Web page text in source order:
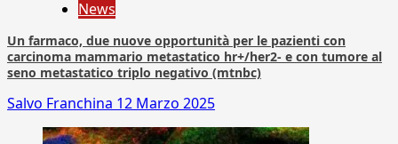
News
Un farmaco, due nuove opportunità per le pazienti con
carcinoma mammario metastatico hr+/her2- e con tumore al
seno metastatico triplo negativo (mtnbc)
Salvo Franchina 12 Marzo 2025